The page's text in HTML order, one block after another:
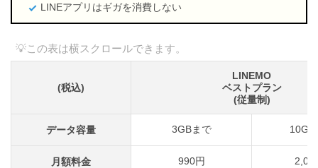
LINEアプリはギガを消費しない
(税込)
LINEMO
ベストプラン
(従量制)
データ容量 3GBまで 10GB
月額料金 990円